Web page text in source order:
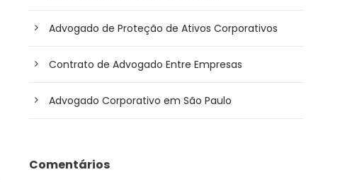
Advogado de Proteção de Ativos Corporativos
Contrato de Advogado Entre Empresas
Advogado Corporativo em São Paulo
Comentários